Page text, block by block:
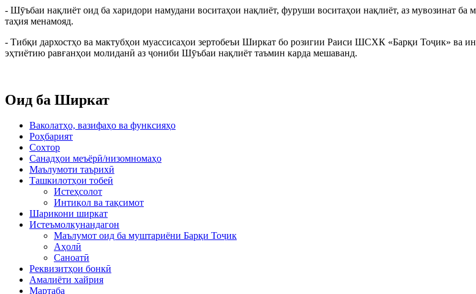
- Шӯъбаи нақлиёт оид ба харидори намудани воситаҳои нақлиёт, фуруши воситаҳои нақлиёт, аз мувозинат
таҳия менамояд.
- Тибқи дархостҳо ва мактубҳои муассисаҳои зертобеъи Ширкат бо розигии Раиси ШСХК «Барқи Тоҷик» ва
эҳтиётию равғанҳои молиданӣ аз ҷониби Шӯъбаи нақлиёт таъмин карда мешаванд.
Оид ба Ширкат
Ваколатҳо, вазифаҳо ва функсияҳо
Роҳбарият
Сохтор
Санадҳои меъёрӣ/низомномаҳо
Маълумоти таърихӣ
Ташкилотҳои тобеӣ
Истеҳсолот
Интиқол ва тақсимот
Шарикони ширкат
Истеъмолкунандагон
Маълумот оид ба муштариёни Барқи Тоҷик
Аҳолӣ
Саноатӣ
Реквизитҳои бонкӣ
Амалиёти хайрия
Мартаба